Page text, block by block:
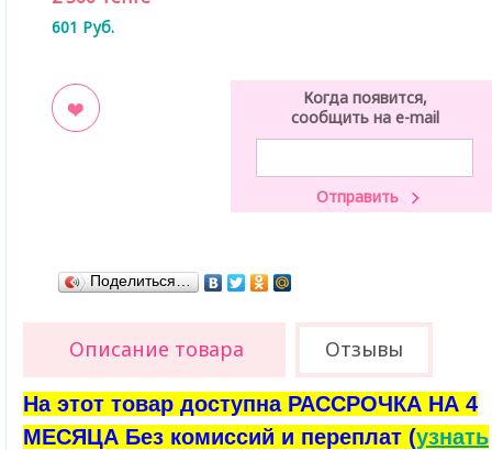
601 Руб.
Когда появится,
сообщить на e-mail
Поделиться…
Описание товара Отзывы
На этот товар доступна РАССРОЧКА НА 4
МЕСЯЦА Без комиссий и переплат (узнать